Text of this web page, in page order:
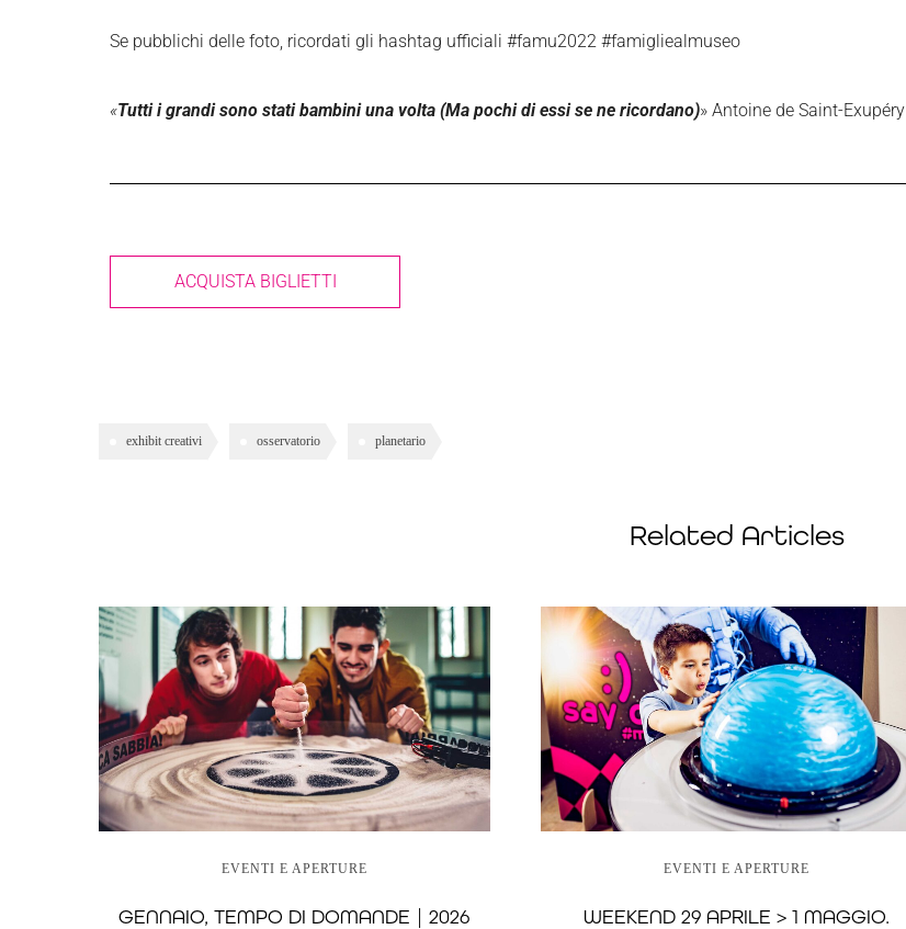
Se pubblichi delle foto, ricordati gli hashtag ufficiali #famu2022 #famigliealmuseo
«Tutti i grandi sono stati bambini una volta (Ma pochi di essi se ne ricordano)» Antoine de Saint-Exupéry
ACQUISTA BIGLIETTI
exhibit creativi osservatorio planetario
Related Articles
EVENTI E APERTURE
GENNAIO, TEMPO DI DOMANDE | 2026
EVENTI E APERTURE
WEEKEND 29 APRILE > 1 MAGGIO.